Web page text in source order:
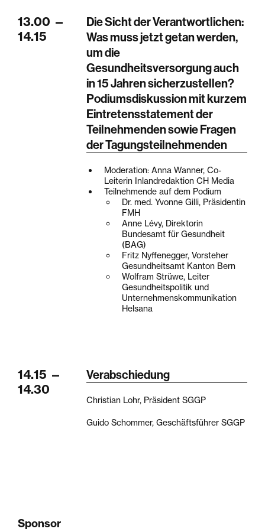
13.00 —
14.15
Die Sicht der Verantwortlichen:
Was muss jetzt getan werden,
um die
Gesundheitsversorgung auch
in 15 Jahren sicherzustellen?
Podiumsdiskussion mit kurzem
Eintretensstatement der
Teilnehmenden sowie Fragen
der Tagungsteilnehmenden
Moderation: Anna Wanner, Co-
Leiterin Inlandredaktion CH Media
Teilnehmende auf dem Podium
Dr. med. Yvonne Gilli, Präsidentin
FMH
Anne Lévy, Direktorin
Bundesamt für Gesundheit
(BAG)
Fritz Nyffenegger, Vorsteher
Gesundheitsamt Kanton Bern
Wolfram Strüwe, Leiter
Gesundheitspolitik und
Unternehmenskommunikation
Helsana
14.15 —
14.30
Verabschiedung
Christian Lohr, Präsident SGGP
Guido Schommer, Geschäftsführer SGGP
Sponsor